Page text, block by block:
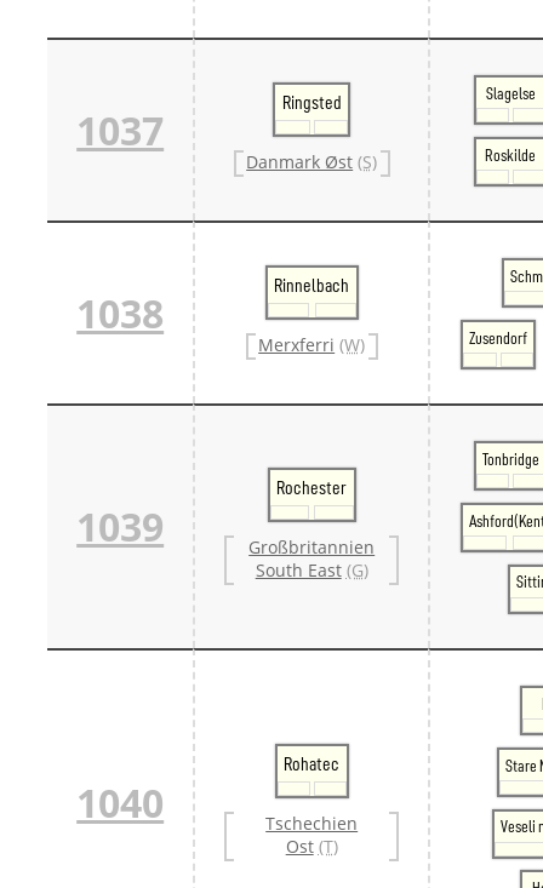
1037
Ringsted
Danmark Øst (S)
Slagelse
Roskilde
1038
Rinnelbach
Merxferri (W) Zusendorf
1039
Rochester
Großbritannien
South East (G)
Tonbridge
1040
Rohatec
Tschechien
Ost (T)
Stare
Veseli